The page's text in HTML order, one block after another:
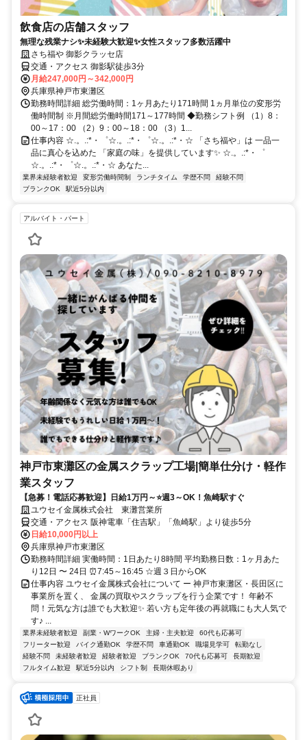
飲食店の店舗スタッフ
無理な残業ナシ✨未経験大歓迎✨女性スタッフ多数活躍中
さち福や 御影クラッセ店
交通・アクセス 御影駅徒歩3分
月給247,000円～342,000円
兵庫県神戸市東灘区
勤務時間詳細 総労働時間：1ヶ月あたり171時間 1ヵ月単位の変形労
働時間制 ※月間総労働時間171～177時間 ◆勤務シフト例 （1）8：
00～17：00 （2）9：00～18：00 （3）1...
仕事内容 ☆.。.:*・゜☆.。.:*・゜☆.。.:*・☆ 「さち福や」は 一品一
品に真心を込めた 「家庭の味」を提供しています✨ ☆.。.:*・゜
☆.。.:*・゜☆.。.:*・☆ あなた...
業界未経験者歓迎 変形労働時間制 ランチタイム 学歴不問
経験不問
ブランクOK
駅近5分以内
アルバイト・パート
神戸市東灘区の金属スクラップ工場|簡単仕分け・軽作
業スタッフ
【急募！電話応募歓迎】日給1万円～⭐週3～OK！魚崎駅すぐ
ユウセイ金属株式会社 東灘営業所
交通・アクセス 阪神電車「住吉駅」「魚崎駅」より徒歩5分
日給10,000円以上
兵庫県神戸市東灘区
勤務時間詳細 実働時間：1日あたり8時間 平均勤務日数：1ヶ月あた
り12日 〜 24日 ⏰7:45～16:45 ☆週３日からOK
仕事内容 ユウセイ金属株式会社について ー 神戸市東灘区・長田区に
事業所を置く、 金属の買取やスクラップを行う企業です！ 年齢不
問！元気な方は誰でも大歓迎✨ 若い方も定年後の再就職にも大人気で
す♪ ...
業界未経験者歓迎 副業・WワークOK 主婦・主夫歓迎
60代も応募可
フリーター歓迎
バイク通勤OK 学歴不問 車通勤OK 職場見学可
転勤なし
経験不問
未経験者歓迎 経験者歓迎 ブランクOK 70代も応募可
長期歓迎
フルタイム歓迎
駅近5分以内 シフト制 長期休暇あり
正社員